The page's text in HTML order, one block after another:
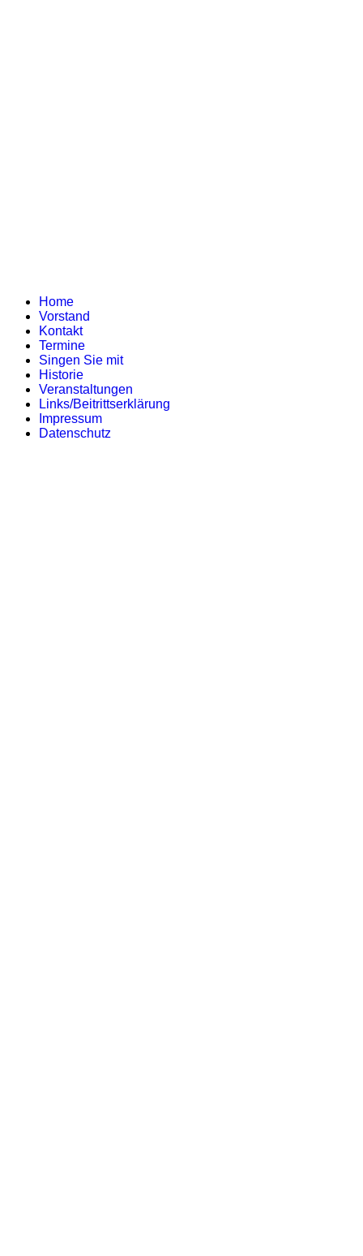
Home
Vorstand
Kontakt
Termine
Singen Sie mit
Historie
Veranstaltungen
Links/Beitrittserklärung
Impressum
Datenschutz